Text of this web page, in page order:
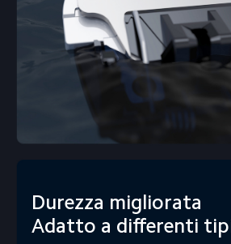
Durezza migliorata
Adatto a differenti